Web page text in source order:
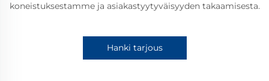
koneistuksestamme ja asiakastyytyväisyyden takaamisesta.
Hanki tarjous